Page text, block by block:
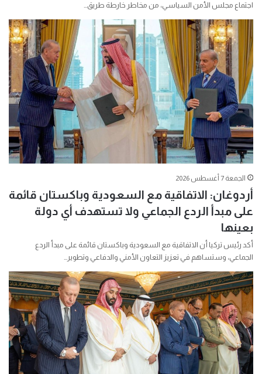
اجتماع مجلس الأمن السياسي، من مخاطر خارطة طريق…
الجمعة 7 أغسطس 2026
أردوغان: الاتفاقية مع السعودية وباكستان قائمة
على مبدأ الردع الجماعي ولا تستهدف أي دولة
بعينها
أكد رئيس تركيا أن الاتفاقية مع السعودية وباكستان قائمة على مبدأ الردع
الجماعي، وستساهم في تعزيز التعاون الأمني ​​والدفاعي وتطوير…